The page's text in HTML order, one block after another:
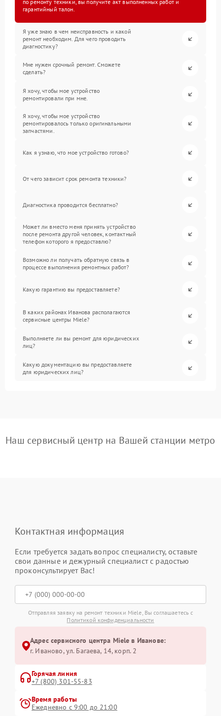
по ремонту техники, вы получите акт выполненных работ и
гарантийный талон.
Я уже знаю в чем неисправность и какой
ремонт необходим. Для чего проводить
диагностику?
Мне нужен срочный ремонт. Сможете
сделать?
Я хочу, чтобы мое устройство
ремонтировали при мне.
Я хочу, чтобы мое устройство
ремонтировалось только оригинальными
запчастями.
Как я узнаю, что мое устройство готово?
От чего зависит срок ремонта техники?
Диагностика проводится бесплатно?
Может ли вместо меня принять устройство
после ремонта другой человек, контактный
телефон которого я предоставлю?
Возможно ли получать обратную связь в
процессе выполнения ремонтных работ?
Какую гарантию вы предоставляете?
В каких районах Иванова располагаются
сервисные центры Miele?
Выполняете ли вы ремонт для юридических
лиц?
Какую документацию вы предоставляете
для юридических лиц?
Наш сервисный центр на Вашей станции метро
Контактная информация
Если требуется задать вопрос специалисту, оставьте
свои данные и дежурный специалист с радостью
проконсультирует Вас!
Отправляя заявку на ремонт техники Miele, Вы соглашаетесь с
Политикой конфиденциальности
Адрес сервисного центра Miele в Иванове:
г. Иваново, ул. Багаева, 14, корп. 2
Горячая линия
+7 (800) 301-55-83
Время работы
Ежедневно с 9:00 до 21:00